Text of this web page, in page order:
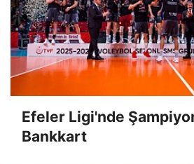
Efeler Ligi'nde
Bankkart